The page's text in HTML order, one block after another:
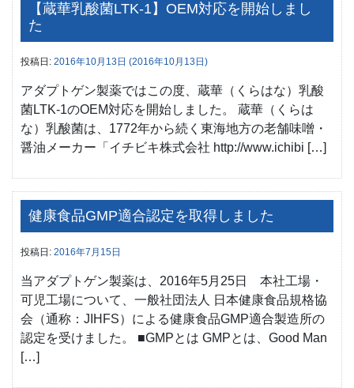
【蔵華乳酸菌LTK-1】OEM対応を開始しまし
た
投稿日: 2016年10月13日 (2016年10月13日)
アダプトゲン製薬ではこの度、蔵華（くらはな）乳酸
菌LTK-1のOEM対応を開始しました。 蔵華（くらは
な）乳酸菌は、1772年から続く東海地方の老舗味噌・
醤油メーカー「イチビキ株式会社 http://www.ichibi […]
健康食品GMP適合認定を取得しました
投稿日: 2016年7月15日
当アダプトゲン製薬は、2016年5月25日 本社工場・
可児工場について、一般社団法人 日本健康食品規格協
会（通称：JIHFS）による健康食品GMP適合製造所の
認定を受けました。 ■GMPとは GMPとは、Good Man
[…]